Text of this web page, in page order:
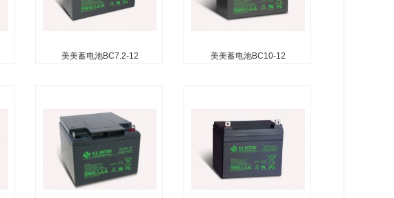
美美蓄电池BC7.2-12
向使用（倒置使用除外） 安装
了防爆器以确保安全 便于安装
的手柄 吸收性玻璃纤维隔板技
术用于高效的气体复合...
美美蓄电池BC10-12
向使用（倒置使用除外） 安装
了防爆器以确保安全 便于安装
的手柄 吸收性玻璃纤维隔板技
术用于高效的气体复合...